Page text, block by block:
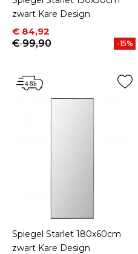
zwart Kare Design
Prijs
€ 84,92
Normale prijs
€ 99,90
-15%
Spiegel Starlet 180x60cm
zwart Kare Design